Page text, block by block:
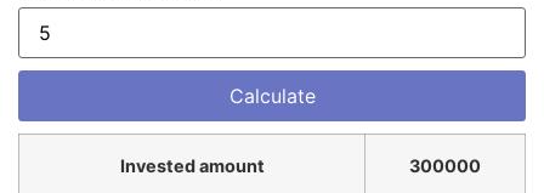
Invested amount 300000